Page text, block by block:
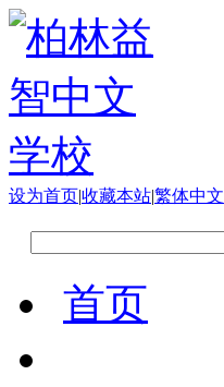
设为首页|收藏本站|繁体中文
首页